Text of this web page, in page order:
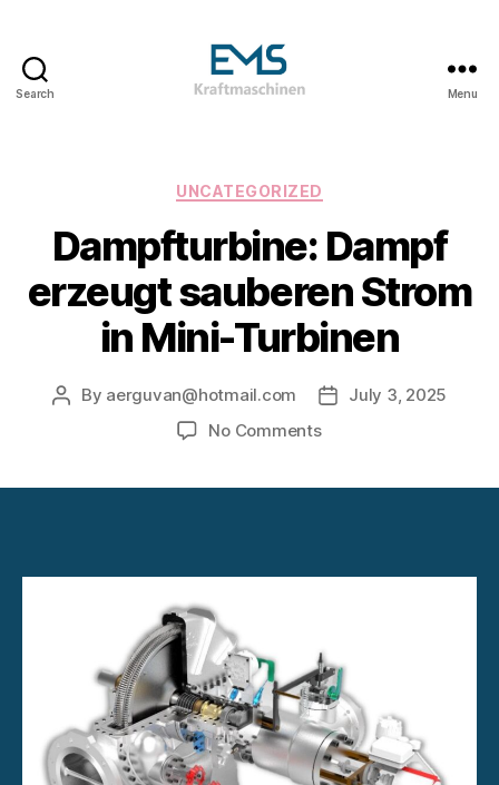
Search
&
Anlagen
&
Holzvergasungsanlagen
Menu
Categories
UNCATEGORIZED
Dampfturbine: Dampf
erzeugt sauberen Strom
in Mini-Turbinen
Post
By aerguvan@hotmail.com
PostJuly 3, 2025
No Commentson
in